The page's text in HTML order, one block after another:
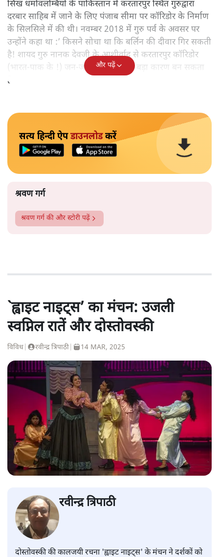
सिख धर्मावलम्बियों के पाकिस्तान में करतारपुर स्थित गुरुद्वारा
दरबार साहिब में जाने के लिए पंजाब सीमा पर कॉरिडोर के निर्माण
के सिलसिले में की थी। नवम्बर 2018 में गुरु पर्व के अवसर पर
उन्होंने कहा था :’ किसने सोचा था कि बर्लिन की दीवार गिर सकती
है! शायद गुरु नानक देवजी के आशीर्वाद से करतारपुर कॉरिडोर
(भारत-पाक के !) जन-जन को जोड़ने का बड़ा कारण बन सकता
है!‘
और पढ़ें
सत्य हिन्दी ऐपडाउनलोडकरें
श्रवण गर्ग
श्रवण गर्ग की और स्टोरी पढ़ें
`ह्वाइट नाइट्स’ का मंचन: उजली
स्वप्निल रातें और दोस्तोवस्की
विविध रवीन्द्र त्रिपाठी 14 MAR, 2025
रवीन्द्र त्रिपाठी
दोस्तोवस्की की कालजयी रचना 'ह्वाइट नाइट्स' के मंचन ने दर्शकों को